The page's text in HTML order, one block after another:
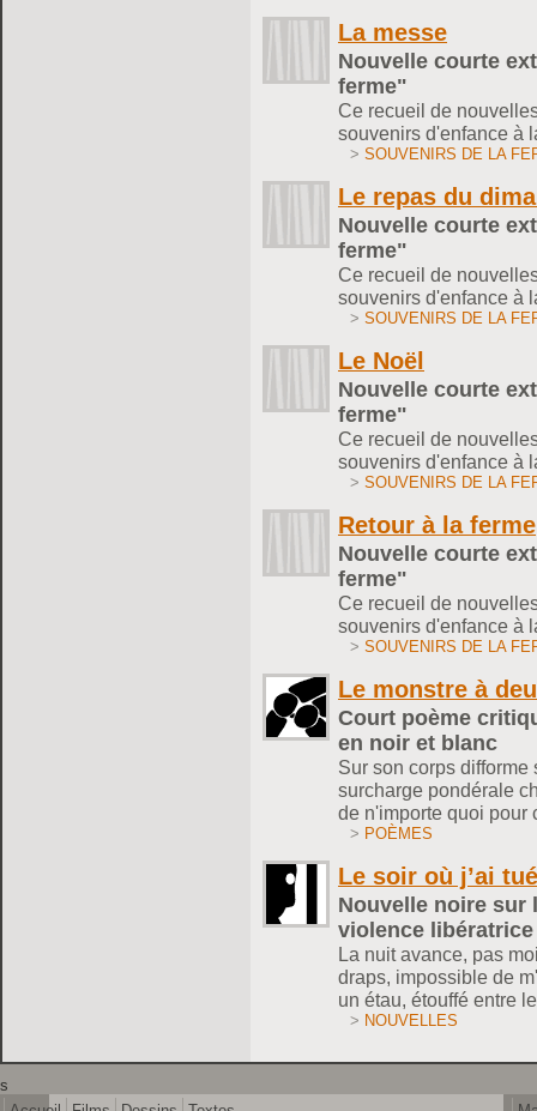
La messe
Nouvelle courte
ferme"
Ce recueil de
souvenirs d'enfance à
> SOUVENIRS DE LA
Le repas du
Nouvelle courte
ferme"
Ce recueil de
souvenirs d'enfance à
> SOUVENIRS DE LA
Le Noël
Nouvelle courte
ferme"
Ce recueil de
souvenirs d'enfance à
> SOUVENIRS DE LA
Retour à la ferme
Nouvelle courte
ferme"
Ce recueil de
souvenirs d'enfance à
> SOUVENIRS DE LA
Le monstre à
Court poème
en noir et blanc
Sur son corps
surcharge pondérale
de n'importe quoi
> POÈMES
Le soir où j’ai
Nouvelle noire sur
violence libératrice
La nuit avance, pas
draps, impossible de
un étau, étouffé entre
> NOUVELLES
s